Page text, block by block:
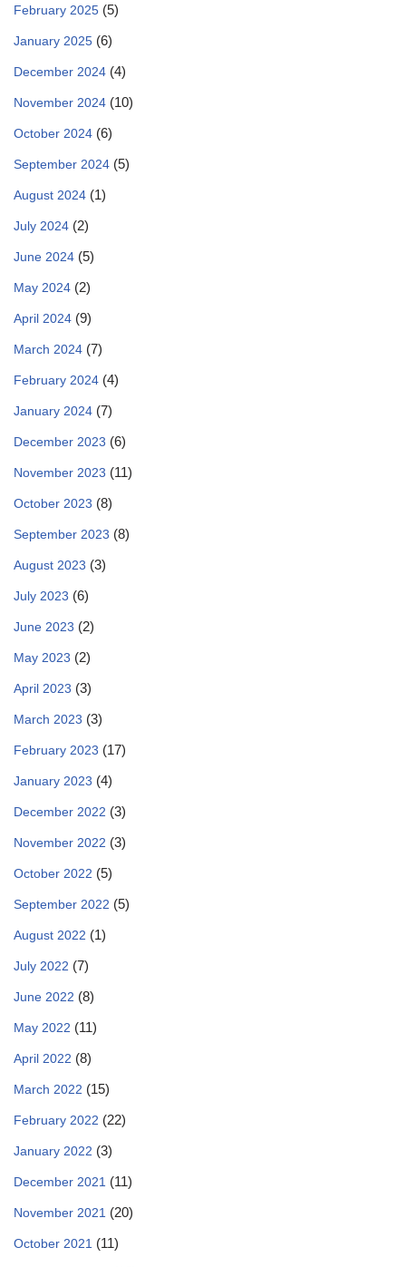
February 2025 (5)
January 2025 (6)
December 2024 (4)
November 2024 (10)
October 2024 (6)
September 2024 (5)
August 2024 (1)
July 2024 (2)
June 2024 (5)
May 2024 (2)
April 2024 (9)
March 2024 (7)
February 2024 (4)
January 2024 (7)
December 2023 (6)
November 2023 (11)
October 2023 (8)
September 2023 (8)
August 2023 (3)
July 2023 (6)
June 2023 (2)
May 2023 (2)
April 2023 (3)
March 2023 (3)
February 2023 (17)
January 2023 (4)
December 2022 (3)
November 2022 (3)
October 2022 (5)
September 2022 (5)
August 2022 (1)
July 2022 (7)
June 2022 (8)
May 2022 (11)
April 2022 (8)
March 2022 (15)
February 2022 (22)
January 2022 (3)
December 2021 (11)
November 2021 (20)
October 2021 (11)